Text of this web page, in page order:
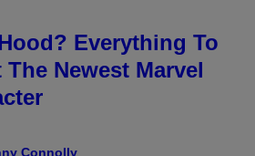
Everything To
Newest Marvel
Connolly